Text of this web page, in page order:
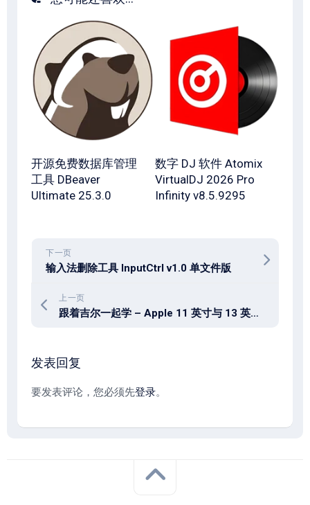
开源免费数据库管理
工具 DBeaver
Ultimate 25.3.0
数字 DJ 软件 Atomix
VirtualDJ 2026 Pro
Infinity v8.5.9295
下一页
输入法删除工具 InputCtrl v1.0 单文件版
上一页
跟着吉尔一起学 – Apple 11 英寸与 13 英寸 iPad Air： 应该怎么选择？
发表回复
要发表评论，您必须先登录。